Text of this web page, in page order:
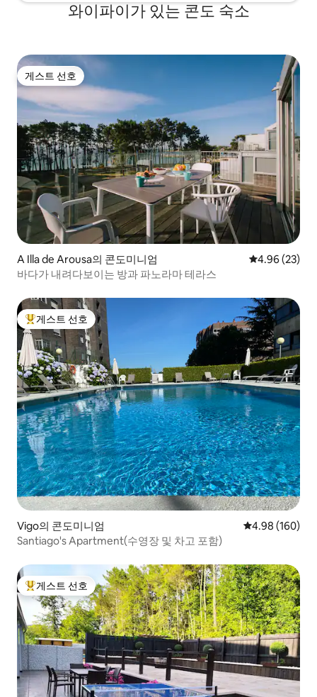
와이파이가 있는 콘도 숙소
게스트 선호
게스트 선호
A Illa de Arousa의 콘도미니엄 평점 4.96점(5
4.96 (23)
바다가 내려다보이는 방과 파노라마 테라스
상위 게스트 선호
게스트 선호
Vigo의 콘도미니엄 평점 4.98점(5
4.98 (160)
Santiago's Apartment(수영장 및 차고 포함)
상위 게스트 선호
게스트 선호